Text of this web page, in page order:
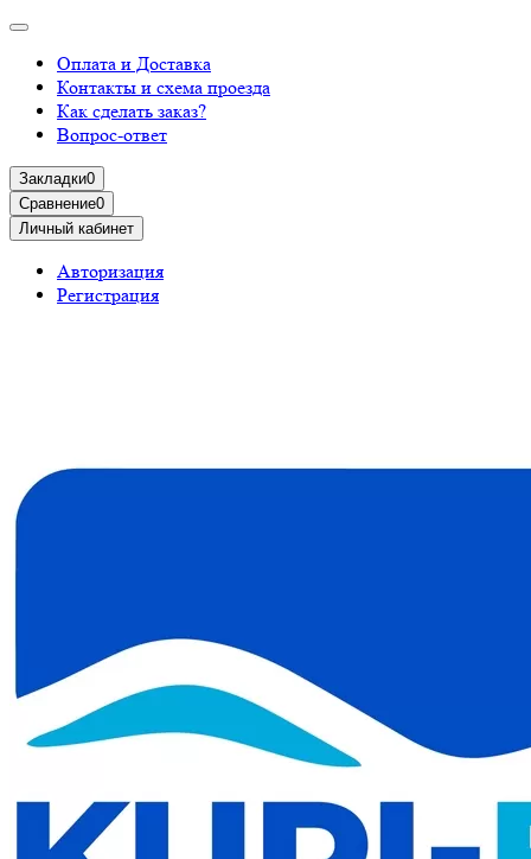
Оплата и Доставка
Контакты и схема проезда
Как сделать заказ?
Вопрос-ответ
Закладки0
Сравнение0
Личный кабинет
Авторизация
Регистрация